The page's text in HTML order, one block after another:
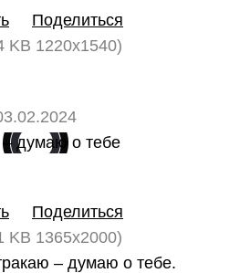
Поделиться
KB 1220x1540)
Поделиться
KB 1365x2000)
– думаю о тебе.